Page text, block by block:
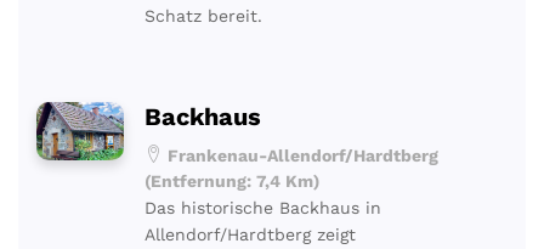
Schatz bereit.
Backhaus
Frankenau-Allendorf/Hardtberg
(Entfernung: 7,4 Km)
Das historische Backhaus in
Allendorf/Hardtberg zeigt